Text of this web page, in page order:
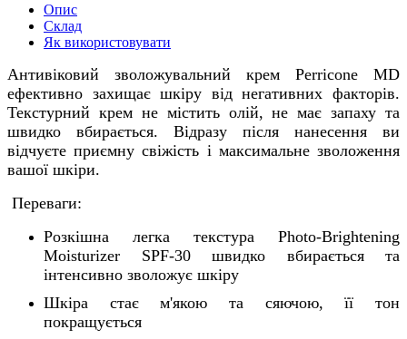
Опис
Склад
Як використовувати
Антивіковий зволожувальний крем Perricone MD
ефективно захищає шкіру від негативних факторів.
Текстурний крем не містить олій, не має запаху та
швидко вбирається. Відразу після нанесення ви
відчуєте приємну свіжість і максимальне зволоження
вашої шкіри.
Переваги:
Розкішна легка текстура Photo-Brightening
Moisturizer SPF-30 швидко вбирається та
інтенсивно зволожує шкіру
Шкіра стає м'якою та сяючою, її тон
покращується